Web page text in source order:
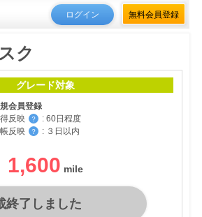
ログイン 無料会員登録
ク
グレード対象
会員登録
反映
？ : 60日程度
反映
？ : ３日以内
1,600
終了しました